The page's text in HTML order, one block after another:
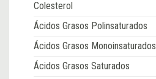
Colesterol
Ácidos Grasos Polinsaturados
Ácidos Grasos Monoinsaturados
Ácidos Grasos Saturados